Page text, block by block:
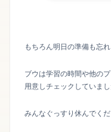
もちろん明日の準備も忘れ
ブウは学習の時間や他の
用意しチェックしていまし
みんなぐっすり休んでくだ